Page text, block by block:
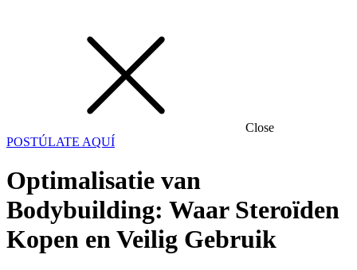
Close
POSTÚLATE AQUÍ
Optimalisatie van
Bodybuilding: Waar Steroïden
Kopen en Veilig Gebruik